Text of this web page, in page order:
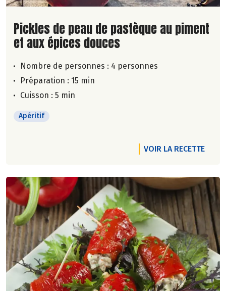
Lire la suite de la recette
Pickles de peau de pastèque au piment
et aux épices douces
Nombre de personnes : 4 personnes
Préparation : 15 min
Cuisson : 5 min
Apéritif
VOIR LA RECETTE